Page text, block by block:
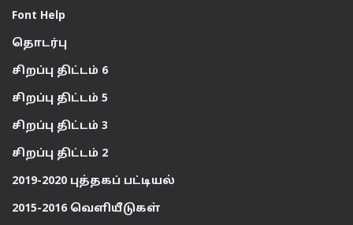
Font Help
தொடர்பு
சிறப்பு திட்டம் 6
சிறப்பு திட்டம் 5
சிறப்பு திட்டம் 3
சிறப்பு திட்டம் 2
2019-2020 புத்தகப் பட்டியல்
2015-2016 வெளியீடுகள்